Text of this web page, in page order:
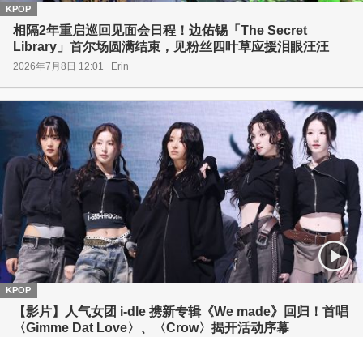
KPOP
相隔2年重启巡回见面会日程！边佑锡「The Secret
Library」首尔场圆满结束，见粉丝四叶草应援泪眼汪汪
2026年7月8日 12:01 Erin
KPOP
【影片】人气女团 i-dle 携新专辑《We made》回归！首唱
〈Gimme Dat Love〉、〈Crow〉揭开活动序幕